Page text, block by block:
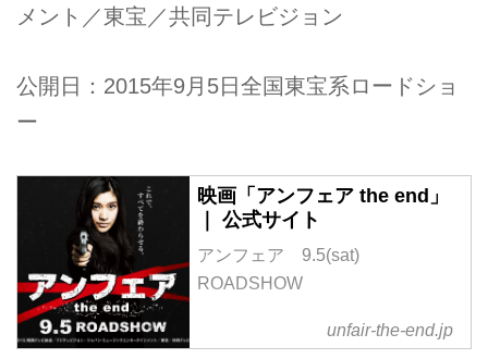
メント／東宝／共同テレビジョン
公開日：2015年9月5日全国東宝系ロードショ
ー
映画「アンフェア the end」
｜ 公式サイト
アンフェア 9.5(sat)
ROADSHOW
unfair-the-end.jp